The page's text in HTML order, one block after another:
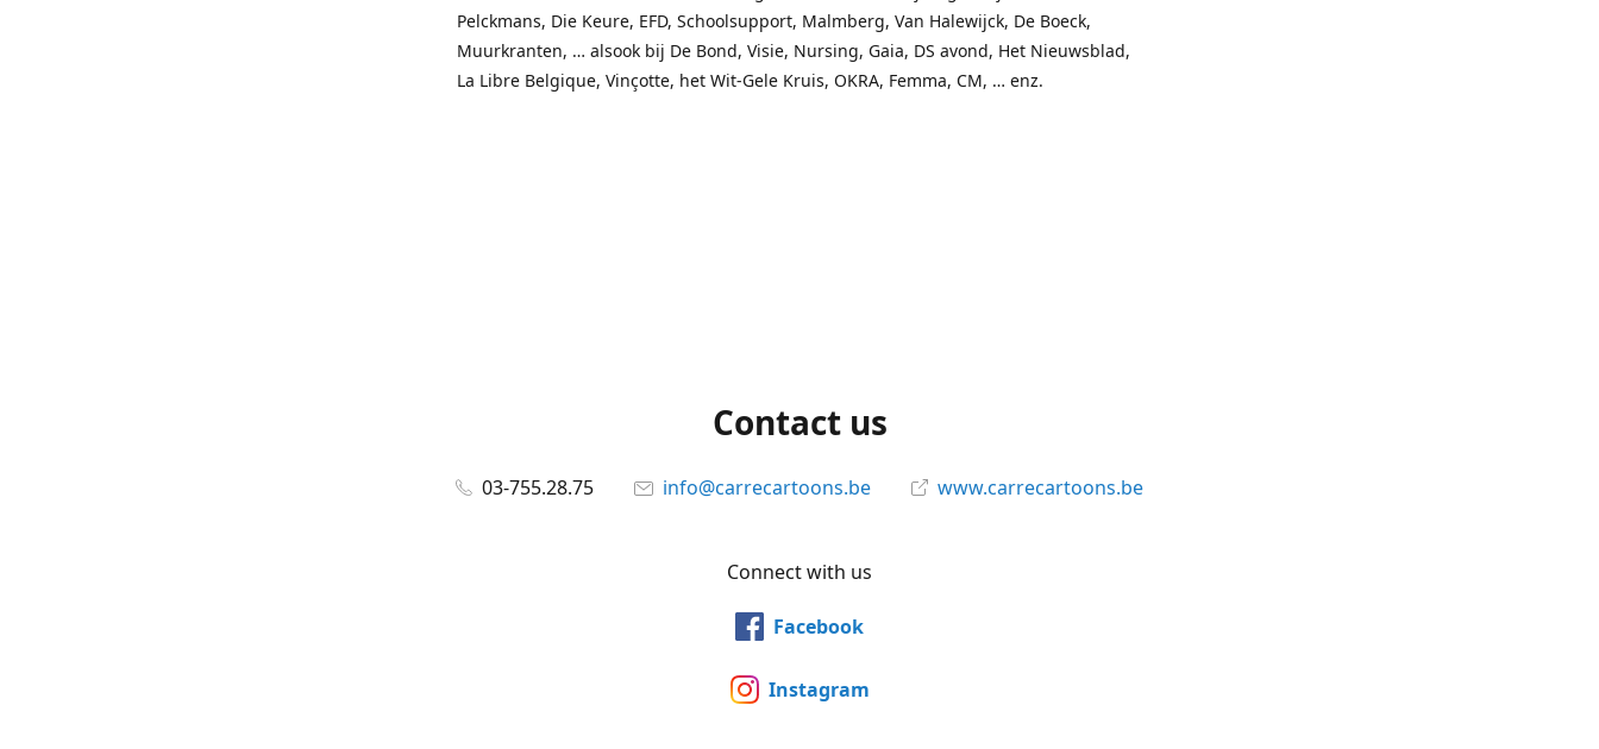
Pelckmans, Die Keure, EFD, Schoolsupport, Malmberg, Van Halewijck, De Boeck,
Muurkranten, … alsook bij De Bond, Visie, Nursing, Gaia, DS avond, Het Nieuwsblad,
La Libre Belgique, Vinçotte, het Wit-Gele Kruis, OKRA, Femma, CM, … enz.
Contact us
03-755.28.75 info@carrecartoons.be www.carrecartoons.be
Connect with us
Facebook
Instagram